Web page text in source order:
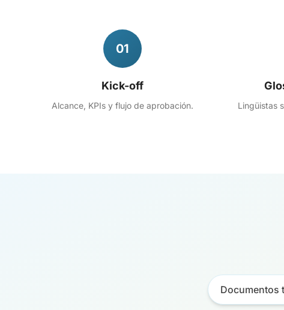
01
Kick-off
Alcance, KPIs y flujo de aprobación. Lingüistas
Documentos